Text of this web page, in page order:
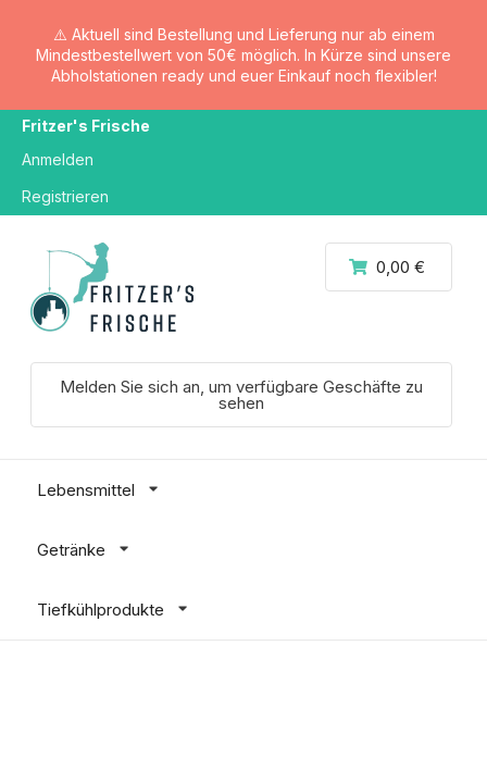
⚠️ Aktuell sind Bestellung und Lieferung nur ab einem
Mindestbestellwert von 50€ möglich. In Kürze sind unsere
Abholstationen ready und euer Einkauf noch flexibler!
Fritzer's Frische
Anmelden
Registrieren
0,00 €
Melden Sie sich an, um verfügbare Geschäfte zu
sehen
Lebensmittel
Getränke
Tiefkühlprodukte